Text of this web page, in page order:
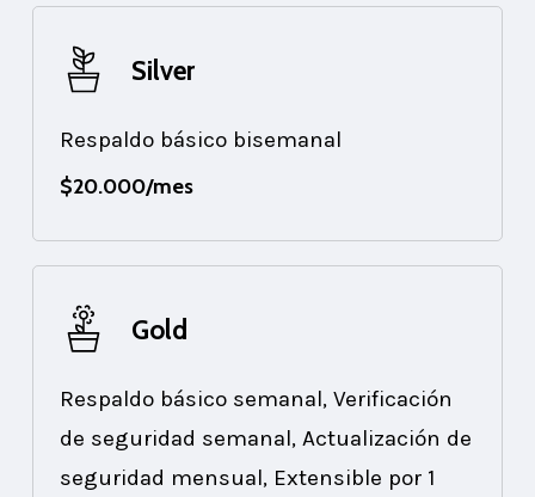
Silver
Respaldo básico bisemanal
$20.000/mes
Gold
Respaldo básico semanal, Verificación
de seguridad semanal, Actualización de
seguridad mensual, Extensible por 1